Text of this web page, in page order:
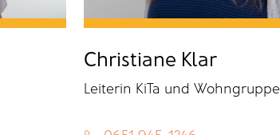
Christiane Klar
Leiterin KiTa und Wohngruppe